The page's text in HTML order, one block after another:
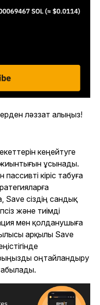
ләззат алыңыз!
кеңейтуге
ұсынады.
кіріс табуға
сіздің сандық
және тиімді
мен қолданушыға
арқылы Save
оңтайландыру